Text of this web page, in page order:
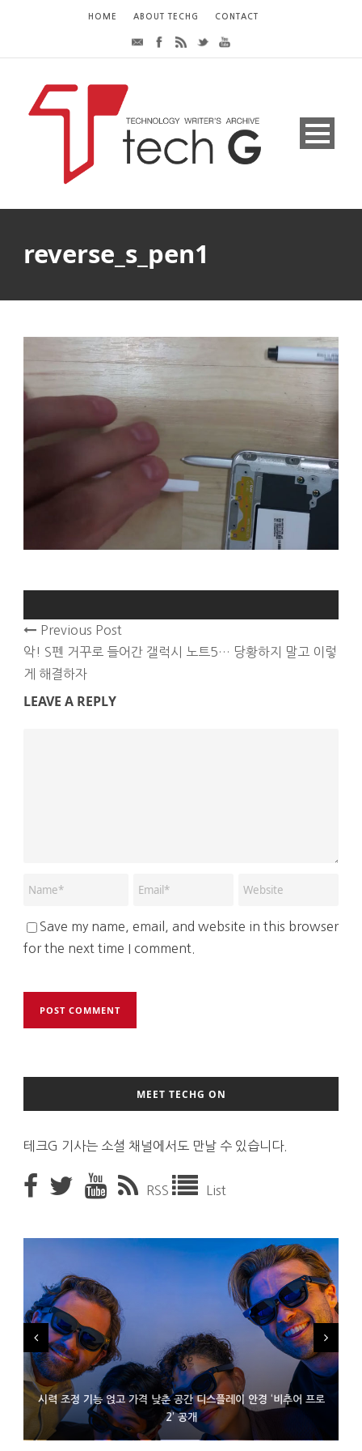
HOME ABOUT TECHG CONTACT
reverse_s_pen1
Previous Post
악! S펜 거꾸로 들어간 갤럭시 노트5… 당황하지 말고 이렇
게 해결하자
LEAVE A REPLY
Save my name, email, and website in this browser
for the next time I comment.
MEET TECHG ON
테크G 기사는 소셜 채널에서도 만날 수 있습니다.
RSS List
시력 조정 기능 얹고 가격 낮춘 공간 디스플레이 안경 ‘비추어 프로
2’ 공개
D램 부족에 10억달러어치 아이폰18 프로세서 패키징 대기 중
300~400달러 반지형 스피커 준비하는 오픈AI